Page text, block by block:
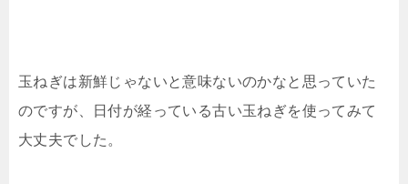
玉ねぎは新鮮じゃないと意味ないのかなと思っていた
のですが、日付が経っている古い玉ねぎを使ってみて
大丈夫でした。